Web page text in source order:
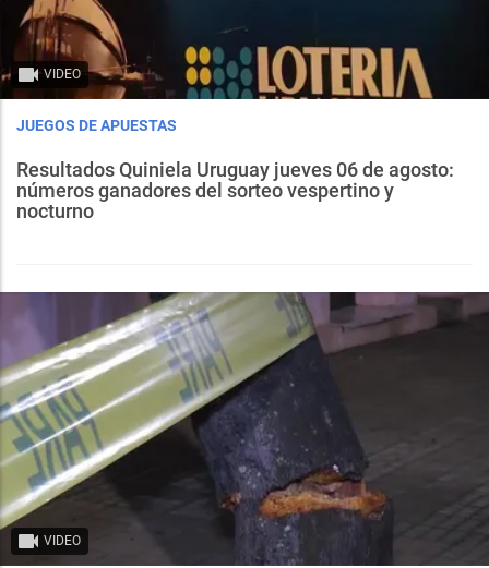
VIDEO
JUEGOS DE APUESTAS
Resultados Quiniela Uruguay jueves 06 de agosto:
números ganadores del sorteo vespertino y
nocturno
VIDEO